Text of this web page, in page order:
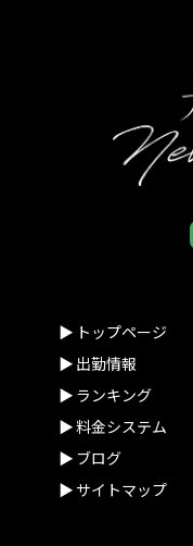
トップページ
出勤情報
ランキング
料金システム
ブログ
サイトマップ